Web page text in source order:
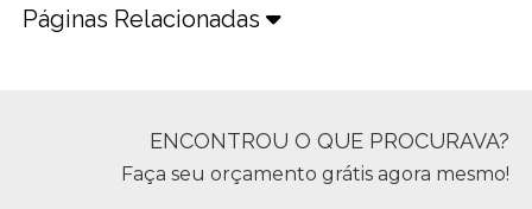
Páginas Relacionadas
ENCONTROU O QUE PROCURAVA?
Faça seu orçamento grátis agora mesmo!